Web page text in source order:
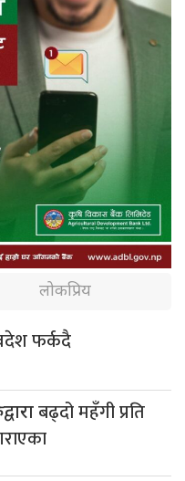
लोकप्रिय
फर्कदै
बढ्दो महँगी प्रति